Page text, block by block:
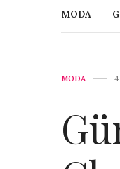
MODA
MODA